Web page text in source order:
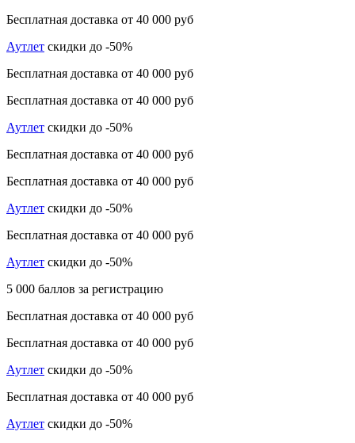
Бесплатная доставка от 40 000 руб
Аутлет скидки до -50%
Бесплатная доставка от 40 000 руб
Бесплатная доставка от 40 000 руб
Аутлет скидки до -50%
Бесплатная доставка от 40 000 руб
Бесплатная доставка от 40 000 руб
Аутлет скидки до -50%
Бесплатная доставка от 40 000 руб
Аутлет скидки до -50%
5 000 баллов за регистрацию
Бесплатная доставка от 40 000 руб
Бесплатная доставка от 40 000 руб
Аутлет скидки до -50%
Бесплатная доставка от 40 000 руб
Аутлет скидки до -50%